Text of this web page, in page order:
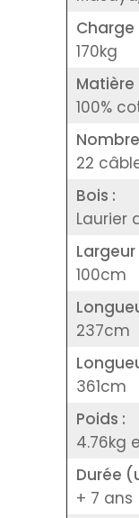
170kg
Matière
100%
22
Bois :
Laurier
Largeur
100cm
237cm
361cm
Poids :
4.76kg
Durée
+ 7 ans